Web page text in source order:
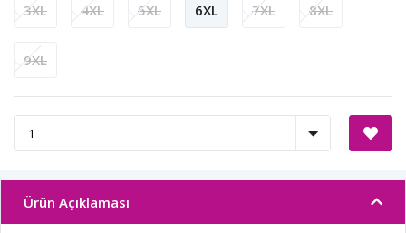
3XL 4XL 5XL 6XL 7XL 8XL
9XL
Ürün Açıklaması